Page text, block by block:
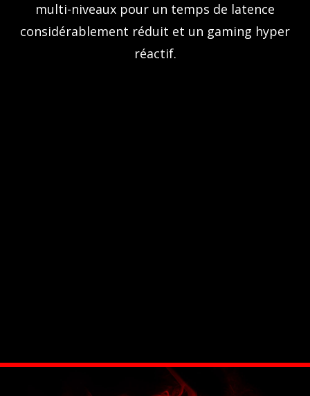
multi-niveaux pour un temps de latence
considérablement réduit et un gaming hyper
réactif.